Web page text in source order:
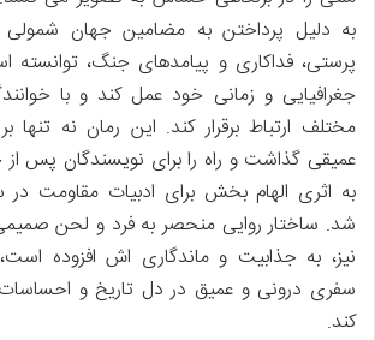
به دلیل پرداختن به مضامین جهان
پرستی، فداکاری و پیامدهای جنگ، توانسته
جغرافیایی و زمانی خود عمل کند و با
مختلف ارتباط برقرار کند. این رمان نه تنها بر
عمیقی گذاشت و راه را برای نویسندگان پس از
به اثری الهام بخش برای ادبیات مقاومت
شد. ساختار روایی منحصر به فرد و لحن
نیز، به جذابیت و ماندگاری اش افزوده است،
سفری درونی و عمیق در دل تاریخ و
کند.